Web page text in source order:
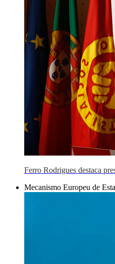
Ferro Rodrigues destaca
Mecanismo Europeu de